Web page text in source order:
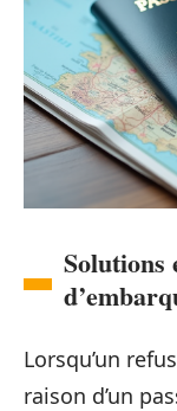
Solutions
Lorsqu’un
raison d’un